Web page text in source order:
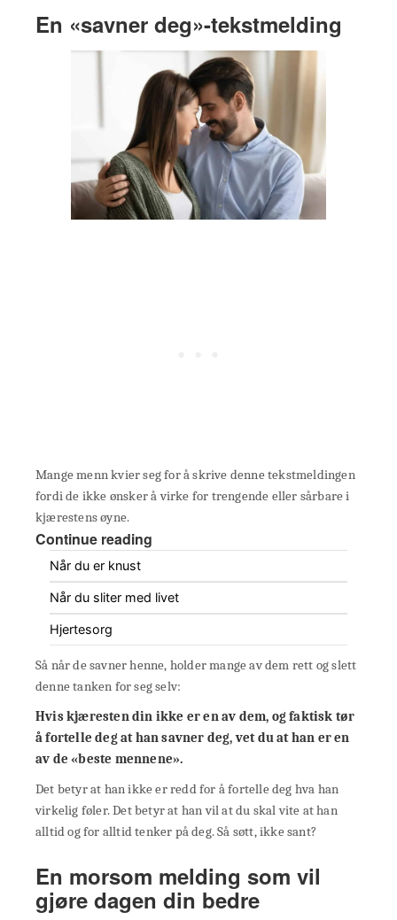
En «savner deg»-tekstmelding
Mange menn kvier seg for å skrive denne tekstmeldingen
fordi de ikke ønsker å virke for trengende eller sårbare i
kjærestens øyne.
Continue reading
Når du er knust
Når du sliter med livet
Hjertesorg
Så når de savner henne, holder mange av dem rett og slett
denne tanken for seg selv:
Hvis kjæresten din ikke er en av dem, og faktisk tør
å fortelle deg at han savner deg, vet du at han er en
av de «beste mennene».
Det betyr at han ikke er redd for å fortelle deg hva han
virkelig føler. Det betyr at han vil at du skal vite at han
alltid og for alltid tenker på deg. Så søtt, ikke sant?
En morsom melding som vil
gjøre dagen din bedre